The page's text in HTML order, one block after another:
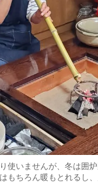
使いませんが、冬は囲
もちろん暖もとれるし